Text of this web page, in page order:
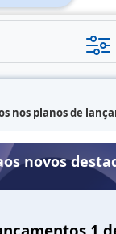
nos planos de
novos